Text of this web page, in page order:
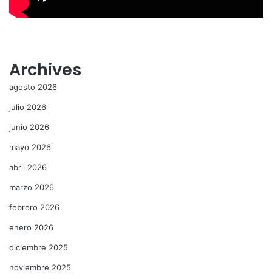
Archives
agosto 2026
julio 2026
junio 2026
mayo 2026
abril 2026
marzo 2026
febrero 2026
enero 2026
diciembre 2025
noviembre 2025